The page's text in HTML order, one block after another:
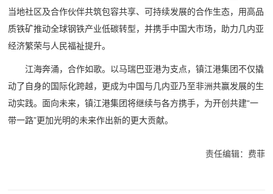
当地社区及合作伙伴共筑包容共享、可持续发展的合作生态，用高品
质铁矿推动全球钢铁产业低碳转型，并携手中国大市场，助力几内亚
经济繁荣与人民福祉提升。
江海奔涌，合作如歌。以马瑞巴亚港为支点，镇江港集团不仅撬
动了自身的国际化跨越，更成为中国与几内亚乃至非洲共赢发展的生
动实践。面向未来，镇江港集团将继续与各方携手，为开创共建“一
带一路”更加光明的未来作出新的更大贡献。
责任编辑：费菲